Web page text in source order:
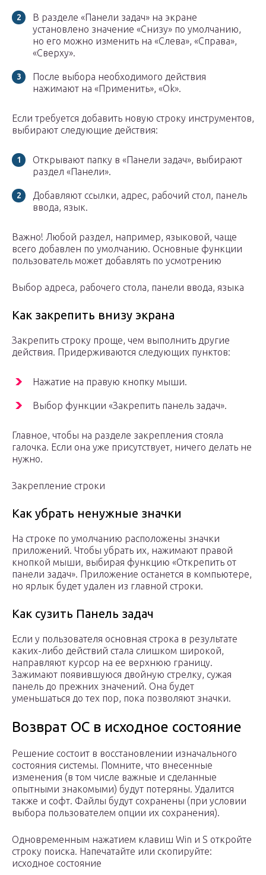
В разделе «Панели задач» на экране
установлено значение «Снизу» по умолчанию,
но его можно изменить на «Слева», «Справа»,
«Сверху».
После выбора необходимого действия
нажимают на «Применить», «Ok».
Если требуется добавить новую строку инструментов,
выбирают следующие действия:
Открывают папку в «Панели задач», выбирают
раздел «Панели».
Добавляют ссылки, адрес, рабочий стол, панель
ввода, язык.
Важно! Любой раздел, например, языковой, чаще
всего добавлен по умолчанию. Основные функции
пользователь может добавлять по усмотрению
Выбор адреса, рабочего стола, панели ввода, языка
Как закрепить внизу экрана
Закрепить строку проще, чем выполнить другие
действия. Придерживаются следующих пунктов:
Нажатие на правую кнопку мыши.
Выбор функции «Закрепить панель задач».
Главное, чтобы на разделе закрепления стояла
галочка. Если она уже присутствует, ничего делать не
нужно.
Закрепление строки
Как убрать ненужные значки
На строке по умолчанию расположены значки
приложений. Чтобы убрать их, нажимают правой
кнопкой мыши, выбирая функцию «Открепить от
панели задач». Приложение останется в компьютере,
но ярлык будет удален из главной строки.
Как сузить Панель задач
Если у пользователя основная строка в результате
каких-либо действий стала слишком широкой,
направляют курсор на ее верхнюю границу.
Зажимают появившуюся двойную стрелку, сужая
панель до прежних значений. Она будет
уменьшаться до тех пор, пока позволяют значки.
Возврат ОС в исходное состояние
Решение состоит в восстановлении изначального
состояния системы. Помните, что внесенные
изменения (в том числе важные и сделанные
опытными знакомыми) будут потеряны. Удалится
также и софт. Файлы будут сохранены (при условии
выбора пользователем опции их сохранения).
Одновременным нажатием клавиш Win и S откройте
строку поиска. Напечатайте или скопируйте:
исходное состояние